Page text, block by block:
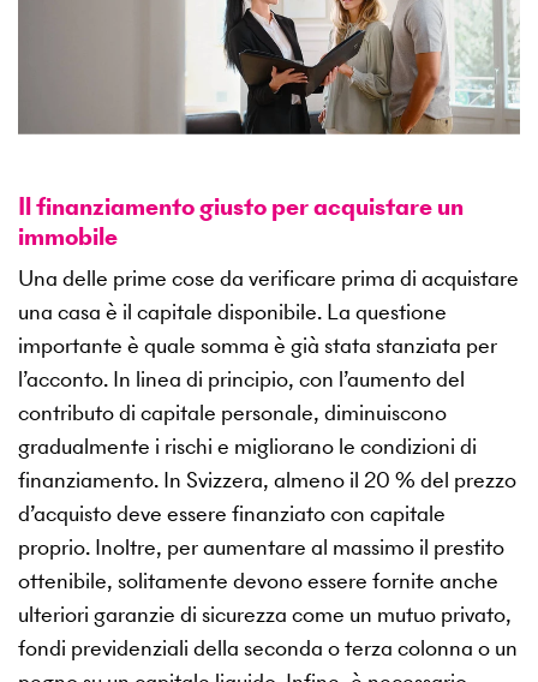
Il finanziamento giusto per acquistare un
immobile
Una delle prime cose da verificare prima di acquistare
una casa è il capitale disponibile. La questione
importante è quale somma è già stata stanziata per
l’acconto. In linea di principio, con l’aumento del
contributo di capitale personale, diminuiscono
gradualmente i rischi e migliorano le condizioni di
finanziamento. In Svizzera, almeno il 20 % del prezzo
d’acquisto deve essere finanziato con capitale
proprio. Inoltre, per aumentare al massimo il prestito
ottenibile, solitamente devono essere fornite anche
ulteriori garanzie di sicurezza come un mutuo privato,
fondi previdenziali della seconda o terza colonna o un